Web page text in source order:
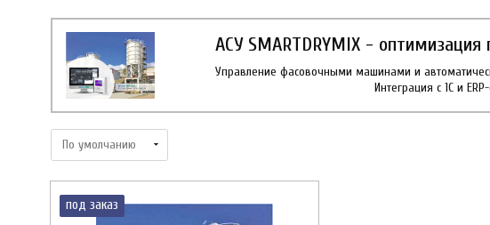
АСУ SMARTDRYMIX - оптимизация
Управление фасовочными машинами и
Интеграция с 1С и
под заказ